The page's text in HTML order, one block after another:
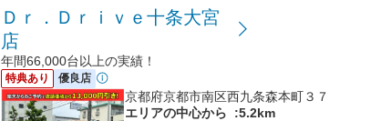
Ｄｒ．Ｄｒｉｖｅ十条大宮
店
年間66,000台以上の実績！
特典あり 優良店
京都府京都市南区西九条森本町３７
エリアの中心から
:5.2km